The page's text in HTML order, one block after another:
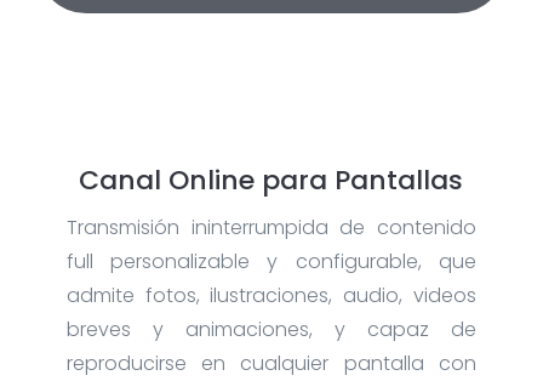
Canal Online para Pantallas
Transmisión ininterrumpida de contenido
full personalizable y configurable, que
admite fotos, ilustraciones, audio, videos
breves y animaciones, y capaz de
reproducirse en cualquier pantalla con